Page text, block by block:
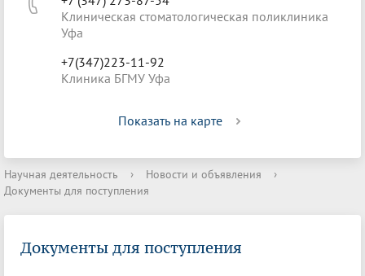
Клиническая стоматологическая поликлиника
Уфа
+7(347)223-11-92
Клиника БГМУ Уфа
Показать на карте
Научная деятельность › Новости и объявления
›
Документы для поступления
Документы для поступления